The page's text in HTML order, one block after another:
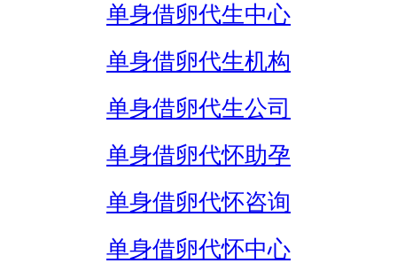
单身借卵代生中心
单身借卵代生机构
单身借卵代生公司
单身借卵代怀助孕
单身借卵代怀咨询
单身借卵代怀中心